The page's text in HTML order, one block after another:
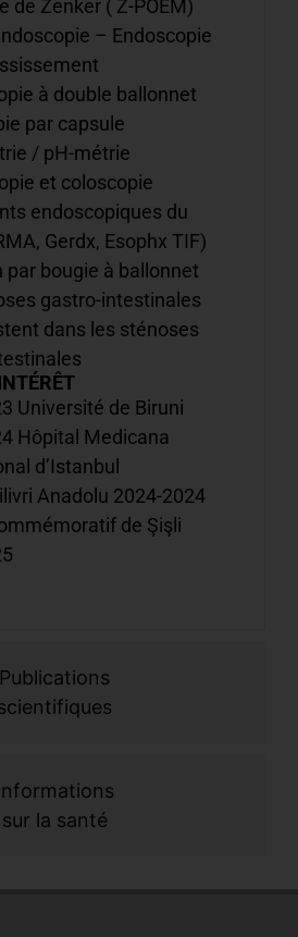
Publications
sur la santé
de Zenker ( Z-POEM)
– Endoscopie
à double ballonnet
par capsule
/ pH-métrie
et coloscopie
endoscopiques du
Gerdx, Esophx TIF)
par bougie à ballonnet
gastro-intestinales
dans les sténoses
Université de Biruni
Hôpital Medicana
d’Istanbul
Anadolu 2024-2024
de Şişli